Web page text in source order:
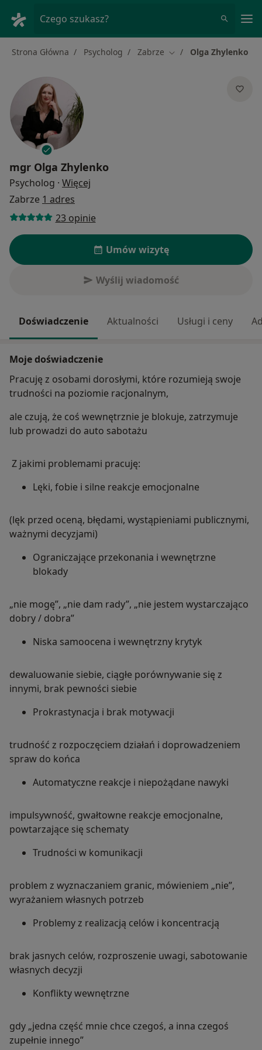
Czego szukasz?
Strona Główna Psycholog Zabrze Zmień miasto
Olga Zhylenko
mgr Olga Zhylenko
Psycholog · Więcej
Zabrze 1 adres
23 opinie
Umów wizytę
Wyślij wiadomość
Doświadczenie Aktualności Usługi i ceny
Moje doświadczenie
Pracuję z osobami dorosłymi, które rozumieją swoje
trudności na poziomie racjonalnym,
ale czują, że coś wewnętrznie je blokuje, zatrzymuje
lub prowadzi do auto sabotażu
Z jakimi problemami pracuję:
Lęki, fobie i silne reakcje emocjonalne
(lęk przed oceną, błędami, wystąpieniami publicznymi,
ważnymi decyzjami)
Ograniczające przekonania i wewnętrzne
blokady
„nie mogę”, „nie dam rady”, „nie jestem wystarczająco
dobry / dobra”
Niska samoocena i wewnętrzny krytyk
dewaluowanie siebie, ciągłe porównywanie się z
innymi, brak pewności siebie
Prokrastynacja i brak motywacji
trudność z rozpoczęciem działań i doprowadzeniem
spraw do końca
Automatyczne reakcje i niepożądane nawyki
impulsywność, gwałtowne reakcje emocjonalne,
powtarzające się schematy
Trudności w komunikacji
problem z wyznaczaniem granic, mówieniem „nie”,
wyrażaniem własnych potrzeb
Problemy z realizacją celów i koncentracją
brak jasnych celów, rozproszenie uwagi, sabotowanie
własnych decyzji
Konflikty wewnętrzne
gdy „jedna część mnie chce czegoś, a inna czegoś
zupełnie innego”